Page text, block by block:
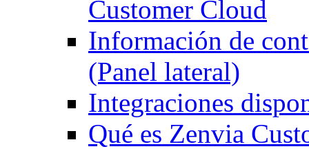
Customer Cloud
Información de
(Panel lateral)
Integraciones
Qué es Zenvia